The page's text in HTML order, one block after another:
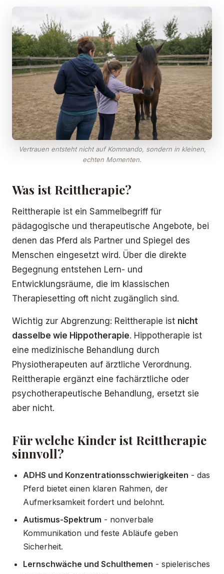
Vertrauen entsteht nicht auf Kommando, sondern in kleinen,
echten Momenten.
Was ist Reittherapie?
Reittherapie ist ein Sammelbegriff für
pädagogische und therapeutische Angebote, bei
denen das Pferd als Partner und Spiegel des
Menschen eingesetzt wird. Über die direkte
Begegnung entstehen Lern- und
Entwicklungsräume, die im klassischen
Therapiesetting oft nicht zugänglich sind.
Wichtig zur Abgrenzung: Reittherapie ist nicht
dasselbe wie Hippotherapie. Hippotherapie ist
eine medizinische Behandlung durch
Physiotherapeuten auf ärztliche Verordnung.
Reittherapie ergänzt eine fachärztliche oder
psychotherapeutische Behandlung, ersetzt sie
aber nicht.
Für welche Kinder ist Reittherapie
sinnvoll?
ADHS und Konzentrationsschwierigkeiten - das
Pferd bietet einen klaren Rahmen, der
Aufmerksamkeit fordert und belohnt.
Autismus-Spektrum - nonverbale
Kommunikation und feste Abläufe geben
Sicherheit.
Lernschwäche und Schulthemen - spielerisches